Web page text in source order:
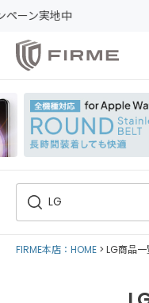
FIRME本店：HOME LG商品一